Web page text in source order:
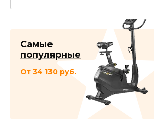
Самые
популярные
От 34 130 руб.